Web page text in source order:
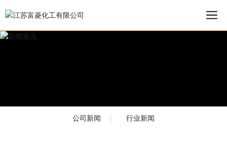
公司新闻 行业新闻